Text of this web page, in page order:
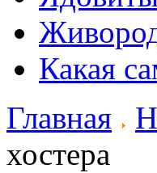
Какая
Главная
хостера